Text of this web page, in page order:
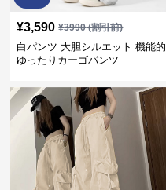
¥3,590 ¥3990(割引前)
白パンツ 大胆シルエット 機能的
ゆったりカーゴパンツ